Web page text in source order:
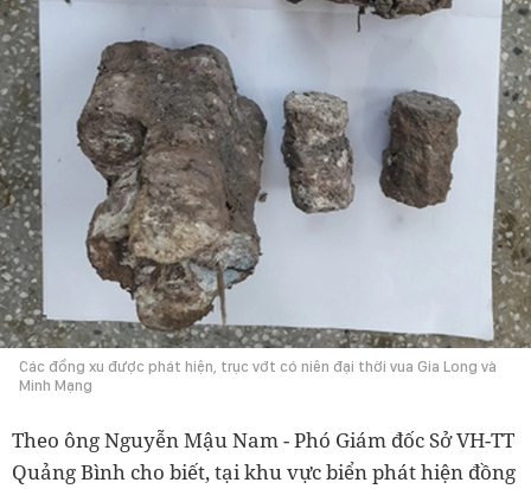
Các đồng xu được phát hiện, trục vớt có niên đại thời vua Gia Long và
Minh Mạng
Theo ông Nguyễn Mậu Nam - Phó Giám đốc Sở VH-TT
Quảng Bình cho biết, tại khu vực biển phát hiện đồng